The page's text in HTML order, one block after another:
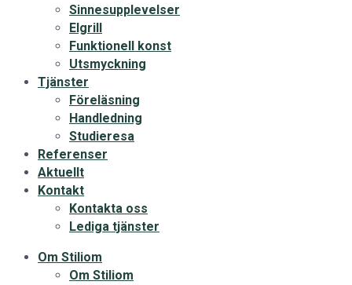
Sinnesupplevelser
Elgrill
Funktionell konst
Utsmyckning
Tjänster
Föreläsning
Handledning
Studieresa
Referenser
Aktuellt
Kontakt
Kontakta oss
Lediga tjänster
Om Stiliom
Om Stiliom